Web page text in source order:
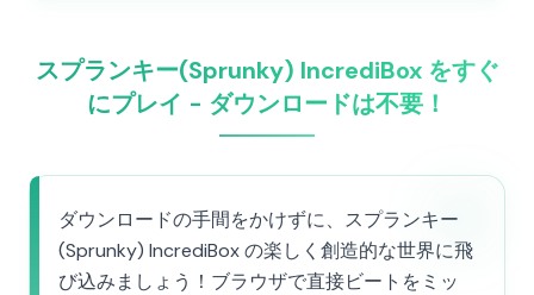
スプランキー(Sprunky) IncrediBox をすぐ
にプレイ - ダウンロードは不要！
ダウンロードの手間をかけずに、スプランキー
(Sprunky) IncrediBox の楽しく創造的な世界に飛
び込みましょう！ブラウザで直接ビートをミッ